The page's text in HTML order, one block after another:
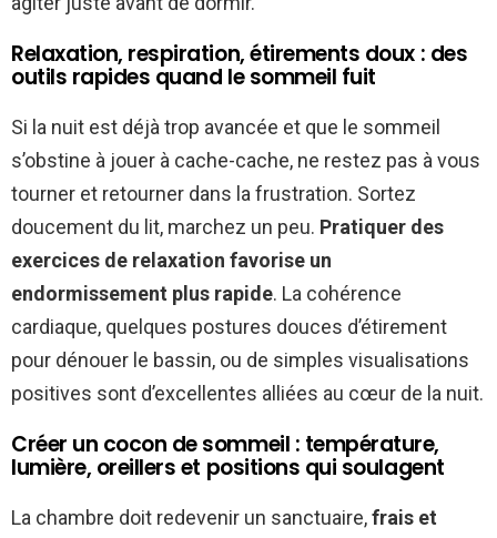
Relaxation, respiration, étirements doux : des
outils rapides quand le sommeil fuit
Si la nuit est déjà trop avancée et que le sommeil
s’obstine à jouer à cache-cache, ne restez pas à vous
tourner et retourner dans la frustration. Sortez
doucement du lit, marchez un peu. Pratiquer des
exercices de relaxation favorise un
endormissement plus rapide. La cohérence
cardiaque, quelques postures douces d’étirement
pour dénouer le bassin, ou de simples visualisations
positives sont d’excellentes alliées au cœur de la nuit.
Créer un cocon de sommeil : température,
lumière, oreillers et positions qui soulagent
La chambre doit redevenir un sanctuaire,frais et